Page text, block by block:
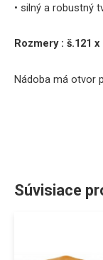
• silný a robustný
Rozmery : š.121 x
Nádoba má otvor
Súvisiace